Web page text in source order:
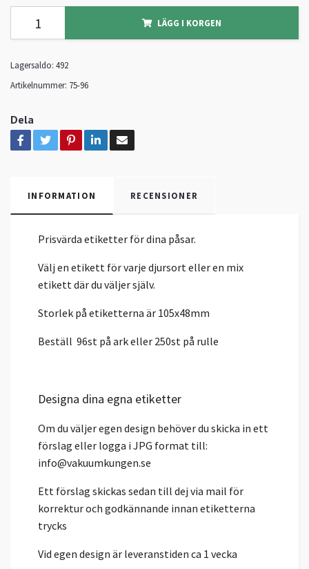
LÄGG I KORGEN
Lagersaldo: 492
Artikelnummer: 75-96
Dela
INFORMATION RECENSIONER
Prisvärda etiketter för dina påsar.
Välj en etikett för varje djursort eller en mix
etikett där du väljer själv.
Storlek på etiketterna är 105x48mm
Beställ 96st på ark eller 250st på rulle
Designa dina egna etiketter
Om du väljer egen design behöver du skicka in ett
förslag eller logga i JPG format till:
info@vakuumkungen.se
Ett förslag skickas sedan till dej via mail för
korrektur och godkännande innan etiketterna
trycks
Vid egen design är leveranstiden ca 1 vecka